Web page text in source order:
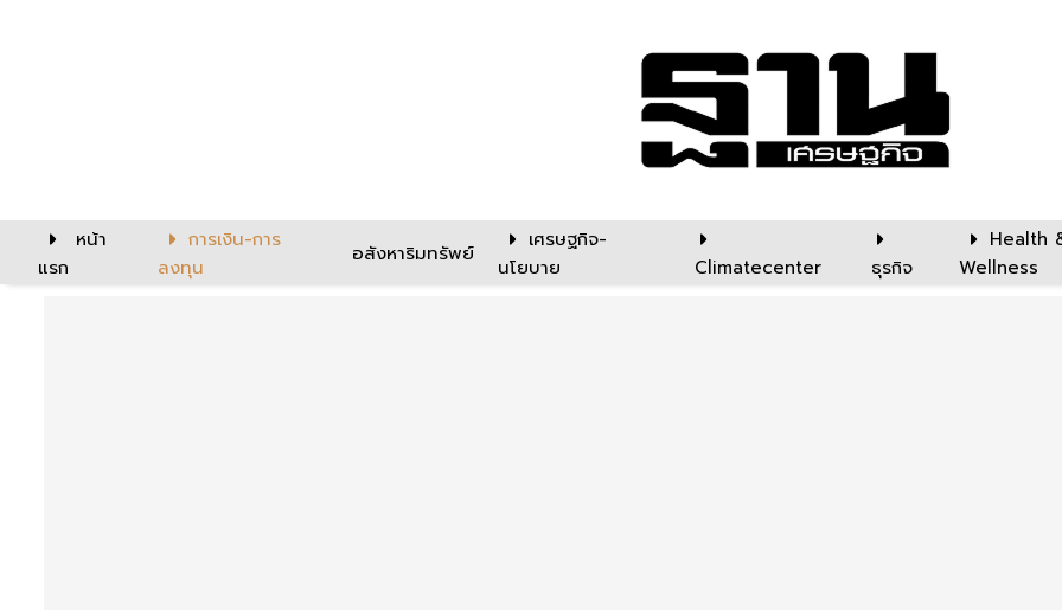
หน้า
แรก
การเงิน-การ
ลงทุน
อสังหาริมทรัพย์
เศรษฐกิจ-
นโยบาย
Climatecenter ธุรกิจ
Health
Wellness